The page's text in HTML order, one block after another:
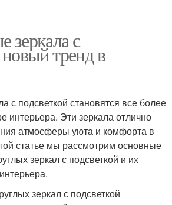
зеркала с
тренд в
с подсветкой становятся все более
интерьера. Эти зеркала отлично
атмосферы уюта и комфорта в
статье мы рассмотрим основные
зеркал с подсветкой и их
зеркал с подсветкой